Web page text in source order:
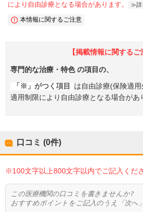
により自由診療となる場合があります。
詳
本情報に関するご注意
【掲載情報に関するご
専門的な治療・特色の項目の、
「※」がつく項目
は自由診療(保険適
適用制限により自由診療となる場合があ
口コミ (0件)
※100文字以上800文字以内でご記入くだ